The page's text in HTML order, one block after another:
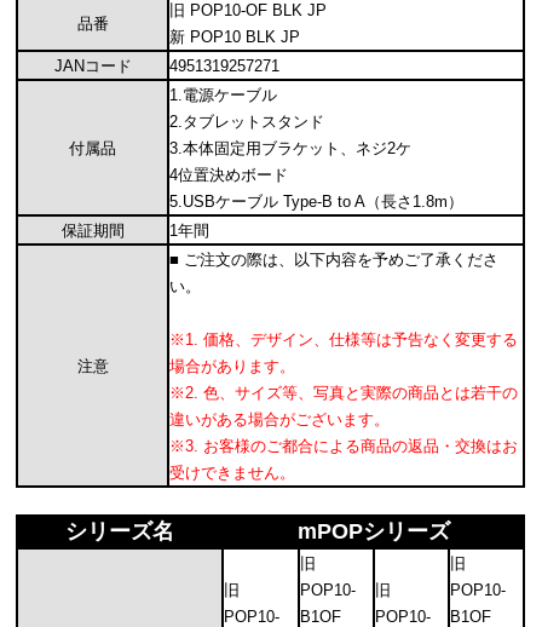
品番
旧 POP10-OF BLK JP
新 POP10 BLK JP
JANコード
4951319257271
付属品
1.電源ケーブル
2.タブレットスタンド
3.本体固定用ブラケット、ネジ2ケ
4位置決めボード
5.USBケーブル Type-B to A（長さ1.8m）
保証期間
1年間
注意
■ ご注文の際は、以下内容を予めご了承くださ
い。
※1. 価格、デザイン、仕様等は予告なく変更する
場合があります。
※2. 色、サイズ等、写真と実際の商品とは若干の
違いがある場合がございます。
※3. お客様のご都合による商品の返品・交換はお
受けできません。
シリーズ名 mPOPシリーズ
旧
POP10-
旧
POP10-
B1OF
旧
POP10-
旧
POP10-
B1OF